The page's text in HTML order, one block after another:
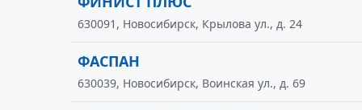
630091, Новосибирск, Крылова ул., д. 24
ФАСПАН
630039, Новосибирск, Воинская ул., д. 69